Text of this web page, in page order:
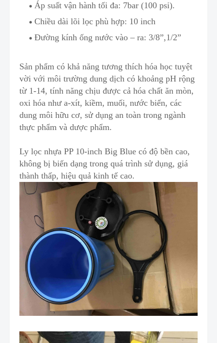
Áp suất vận hành tối đa: 7bar (100 psi).
Chiều dài lõi lọc phù hợp: 10 inch
Đường kính ống nước vào – ra: 3/8”,1/2”
Sản phẩm có khả năng tương thích hóa học tuyệt
vời với môi trường dung dịch có khoảng pH rộng
từ 1-14, tính năng chịu được cả hóa chất ăn mòn,
oxi hóa như a-xít, kiềm, muối, nước biển, các
dung môi hữu cơ, sử dụng an toàn trong ngành
thực phẩm và dược phẩm.
Ly lọc nhựa PP 10-inch Big Blue có độ bền cao,
không bị biến dạng trong quá trình sử dụng, giá
thành thấp, hiệu quả kinh tế cao.